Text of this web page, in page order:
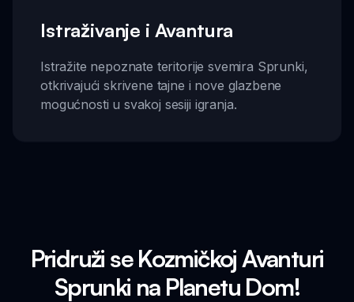
Istraživanje i Avantura
Istražite nepoznate teritorije svemira Sprunki,
otkrivajući skrivene tajne i nove glazbene
mogućnosti u svakoj sesiji igranja.
Pridruži se Kozmičkoj Avanturi
Sprunki na Planetu Dom!